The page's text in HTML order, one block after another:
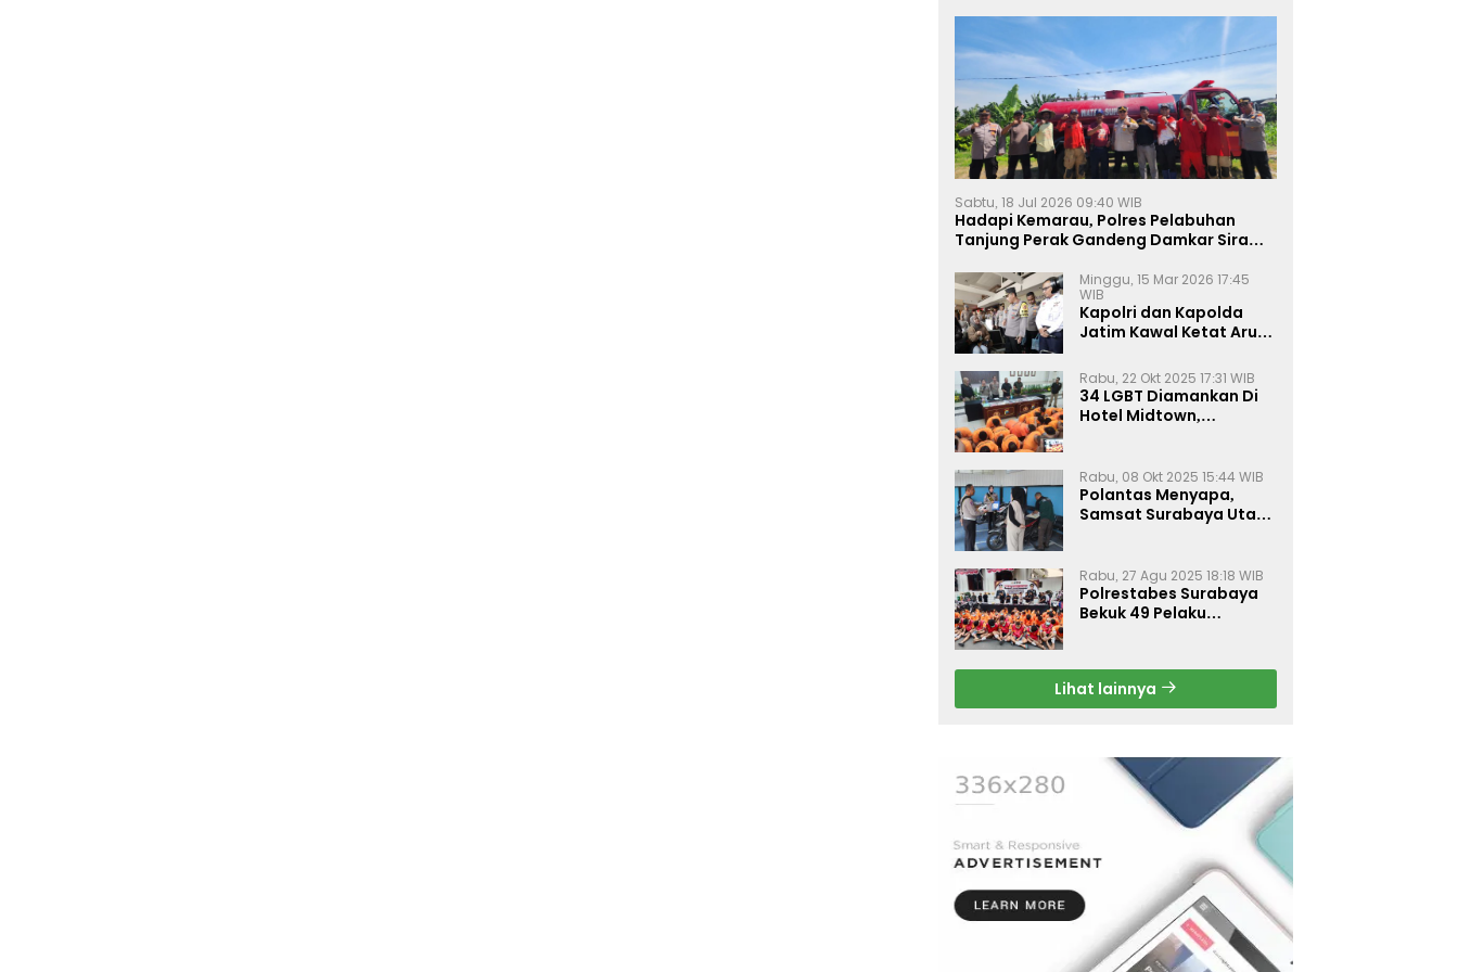
Sabtu, 18 Jul 2026 09:40 WIB
Hadapi Kemarau, Polres Pelabuhan
Tanjung Perak Gandeng Damkar Siram
Minggu, 15 Mar 2026 17:45
WIB
Kapolri dan Kapolda
Jatim Kawal Ketat Arus
Rabu, 22 Okt 2025 17:31 WIB
34 LGBT Diamankan Di
Hotel Midtown,
Rabu, 08 Okt 2025 15:44 WIB
Polantas Menyapa,
Samsat Surabaya Utara
Rabu, 27 Agu 2025 18:18 WIB
Polrestabes Surabaya
Bekuk 49 Pelaku
Gratis
Lihat lainnya